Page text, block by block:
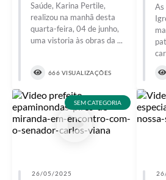
Saúde, Karina Pertile,
realizou na manhã desta
quarta-feira, 04 de junho,
uma vistoria às obras da ...
666 VISUALIZAÇÕES
As
SEM CATEGORIA
26/05/2025